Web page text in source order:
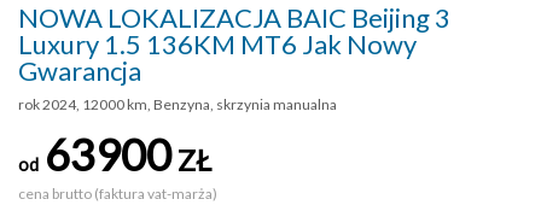
NOWA LOKALIZACJA BAIC Beijing 3
Luxury 1.5 136KM MT6 Jak Nowy
Gwarancja
rok 2024, 12000 km, Benzyna, skrzynia manualna
od 63900ZŁ
cena brutto (faktura vat-marża)